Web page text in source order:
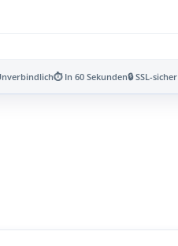
⏱ In 60 Sekunden🔒 SSL-sicher